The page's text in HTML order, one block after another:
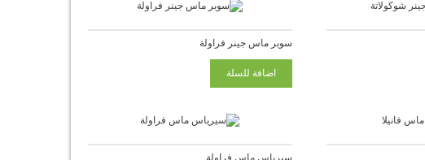
سوبر ماس جينر فراولة
سيرياس ماس فراولة